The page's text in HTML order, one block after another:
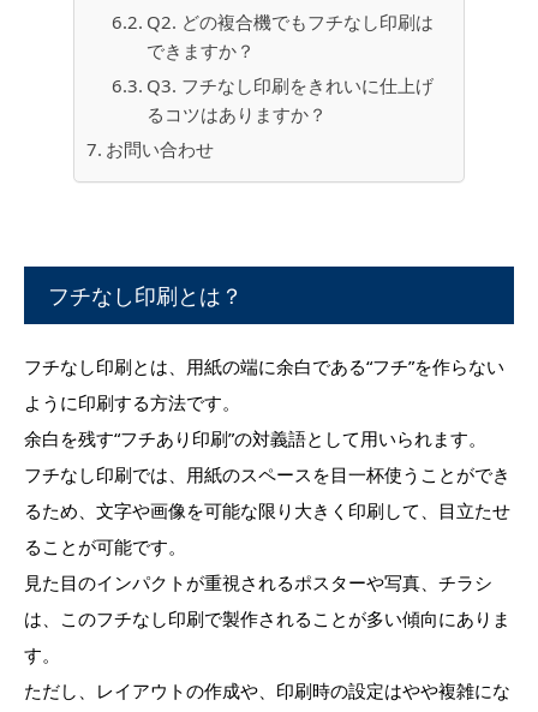
Q2. どの複合機でもフチなし印刷は
できますか？
Q3. フチなし印刷をきれいに仕上げ
るコツはありますか？
お問い合わせ
フチなし印刷とは？
フチなし印刷とは、用紙の端に余白である“フチ”を作らない
ように印刷する方法です。
余白を残す“フチあり印刷”の対義語として用いられます。
フチなし印刷では、用紙のスペースを目一杯使うことができ
るため、文字や画像を可能な限り大きく印刷して、目立たせ
ることが可能です。
見た目のインパクトが重視されるポスターや写真、チラシ
は、このフチなし印刷で製作されることが多い傾向にありま
す。
ただし、レイアウトの作成や、印刷時の設定はやや複雑にな